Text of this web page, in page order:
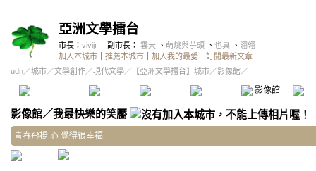
亞洲文學擂台
市長： vivijr 副市長： 雲天 、 萌烑與芋頭 、 也真 、 翎翎
加入本城市
推薦本城市 加入我的最愛
訂閱最新文章
udn／城市／文學創作／現代文學／ 【亞洲文學擂台】城市／影像館／
精華區 投票區 影像館
影像館／我最快樂的笑靨
青春飛揚 心 覺得很幸福